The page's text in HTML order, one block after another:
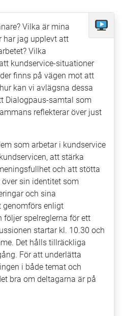
Kan
Vilka är mina
har jag upplevt att
Vilka
kundservice-situationer
finns på vägen mot att
kan vi avlägsna dessa
Dialogpaus-samtal som
reflekterar över just
som arbetar i kundservice
att stärka
och att stötta
sin identitet som
och sina
genomförs enligt
följer spelreglerna för ett
startar kl. 10.30 och
Det hålls tillräckliga
För att underlätta
i både temat och
bra om deltagarna är på